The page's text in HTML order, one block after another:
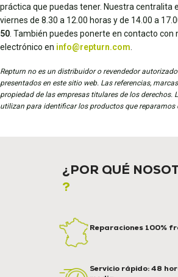
práctica que puedas tener. Nuestra centralita
viernes de 8.30 a 12.00 horas y de 14.00 a
50 . También puedes ponerte en contacto con
electrónico en info@repturn.com
Repturn no es un distribuidor o revendedor
presentados en este sitio web. Las referencias,
propiedad de las empresas titulares de los derechos.
utilizan para identificar los productos que reparamos
¿POR QUÉ
?
Reparaciones 100%
Servicio rápido: 48